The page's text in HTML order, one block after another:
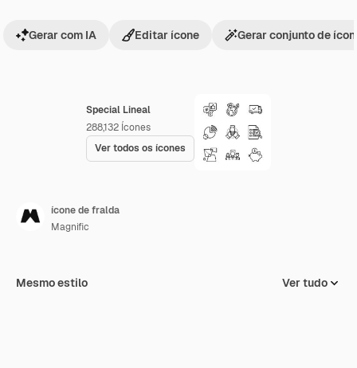
Special Lineal
288,132 Ícones
Ver todos os ícones
Gerar com IA Editar ícone Gerar conjunto de
ícone de fralda
Magnific
Mesmo estilo Ver tudo